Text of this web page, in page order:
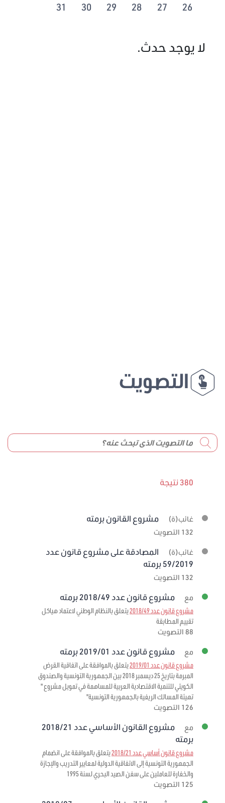
26
27
28
29
30
31
لا يوجد حدث.
التصويت
380 نتيجة
غائب(ة) مشروع القانون برمته
132 التصويت
غائب(ة)
المصادقة على مشروع قانون عدد
59/2019 برمته
132 التصويت
مع مشروع قانون عدد 2018/49 برمته
مشروع قانون عدد 2018/49
يتعلق بالنظام الوطني لاعتماد هياكل
تقييم المطابقة
88 التصويت
مع مشروع قانون عدد 2019/01 برمته
مشروع قانون عدد 2019/01
يتعلق بالموافقة على اتفاقية القرض
المبرمة بتاريخ 25 ديسمبر 2018 بين الجمهورية التونسية والصندوق
الكويتي للتنمية الاقتصادية العربية للمساهمة في تمويل مشروع "
تهيئة المسالك الريفية بالجمهورية التونسية"
126 التصويت
مع
مشروع القانون الأساسي عدد 2018/21
برمته
مشروع قانون أساسي عدد 2018/21
يتعلق بالموافقة على انضمام
الجمهورية التونسية إلى الاتفاقية الدولية لمعايير التدريب والإجازة
والخفارة للعاملين على سفن الصيد البحري لسنة 1995
125 التصويت